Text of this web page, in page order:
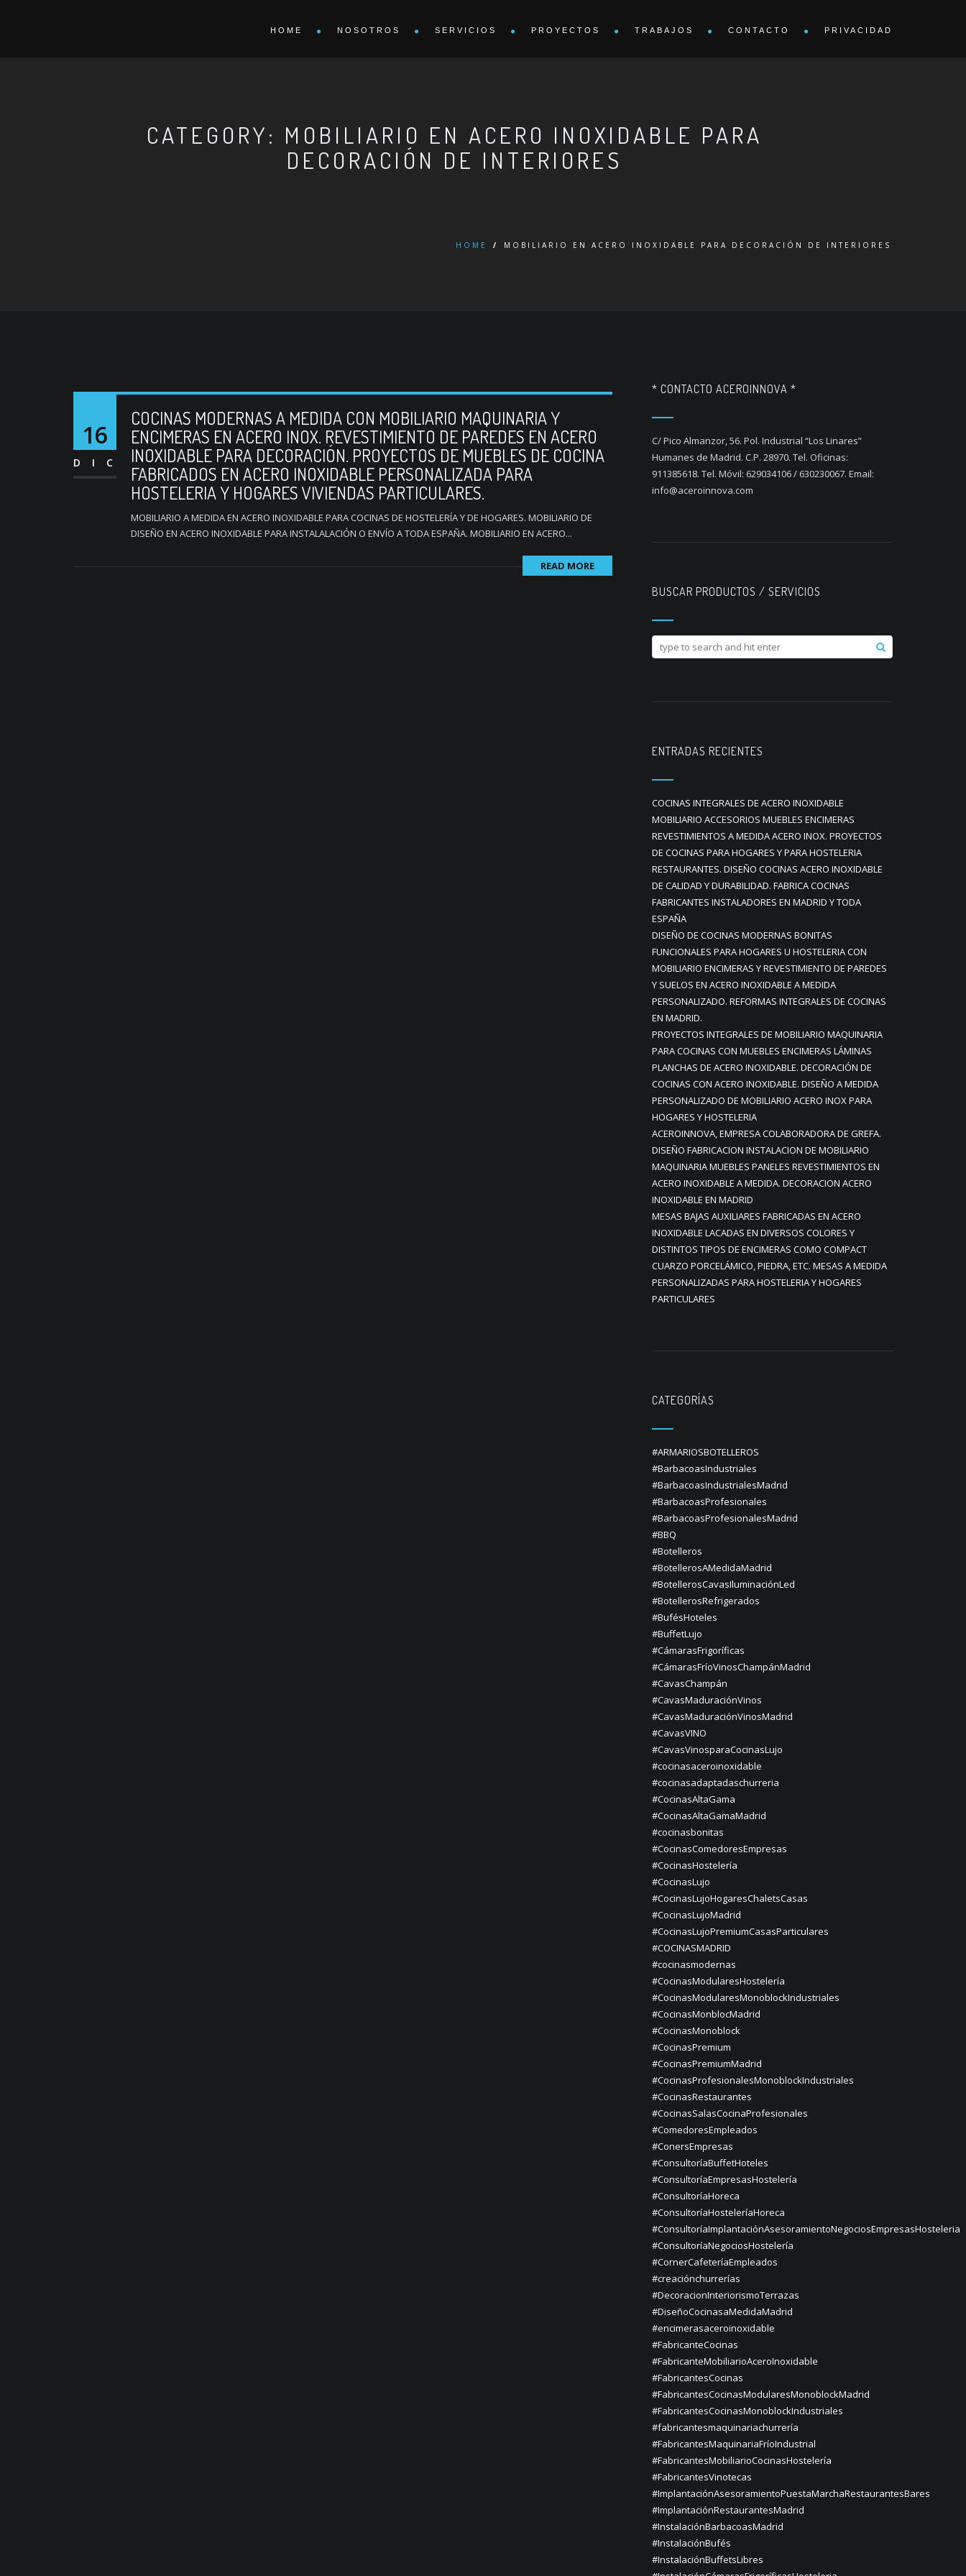
HOME NOSOTROS SERVICIOS PROYECTOS TRABAJOS CONTACTO PRIVACIDAD
CATEGORY: MOBILIARIO EN ACERO INOXIDABLE PARA
DECORACIÓN DE INTERIORES
HOME / MOBILIARIO EN ACERO INOXIDABLE PARA DECORACIÓN DE INTERIORES
16
DIC
COCINAS MODERNAS A MEDIDA CON MOBILIARIO MAQUINARIA Y
ENCIMERAS EN ACERO INOX. REVESTIMIENTO DE PAREDES EN ACERO
INOXIDABLE PARA DECORACIÓN. PROYECTOS DE MUEBLES DE COCINA
FABRICADOS EN ACERO INOXIDABLE PERSONALIZADA PARA
HOSTELERIA Y HOGARES VIVIENDAS PARTICULARES.
MOBILIARIO A MEDIDA EN ACERO INOXIDABLE PARA COCINAS DE HOSTELERÍA Y DE HOGARES. MOBILIARIO DE
DISEÑO EN ACERO INOXIDABLE PARA INSTALALACIÓN O ENVÍO A TODA ESPAÑA. MOBILIARIO EN ACERO...
READ MORE
* CONTACTO ACEROINNOVA *
C/ Pico Almanzor, 56. Pol. Industrial “Los Linares”
Humanes de Madrid. C.P. 28970. Tel. Oficinas:
911385618. Tel. Móvil: 629034106 / 630230067. Email:
info@aceroinnova.com
BUSCAR PRODUCTOS / SERVICIOS
ENTRADAS RECIENTES
COCINAS INTEGRALES DE ACERO INOXIDABLE
MOBILIARIO ACCESORIOS MUEBLES ENCIMERAS
REVESTIMIENTOS A MEDIDA ACERO INOX. PROYECTOS
DE COCINAS PARA HOGARES Y PARA HOSTELERIA
RESTAURANTES. DISEÑO COCINAS ACERO INOXIDABLE
DE CALIDAD Y DURABILIDAD. FABRICA COCINAS
FABRICANTES INSTALADORES EN MADRID Y TODA
ESPAÑA
DISEÑO DE COCINAS MODERNAS BONITAS
FUNCIONALES PARA HOGARES U HOSTELERIA CON
MOBILIARIO ENCIMERAS Y REVESTIMIENTO DE PAREDES
Y SUELOS EN ACERO INOXIDABLE A MEDIDA
PERSONALIZADO. REFORMAS INTEGRALES DE COCINAS
EN MADRID.
PROYECTOS INTEGRALES DE MOBILIARIO MAQUINARIA
PARA COCINAS CON MUEBLES ENCIMERAS LÁMINAS
PLANCHAS DE ACERO INOXIDABLE. DECORACIÓN DE
COCINAS CON ACERO INOXIDABLE. DISEÑO A MEDIDA
PERSONALIZADO DE MOBILIARIO ACERO INOX PARA
HOGARES Y HOSTELERIA
ACEROINNOVA, EMPRESA COLABORADORA DE GREFA.
DISEÑO FABRICACION INSTALACION DE MOBILIARIO
MAQUINARIA MUEBLES PANELES REVESTIMIENTOS EN
ACERO INOXIDABLE A MEDIDA. DECORACION ACERO
INOXIDABLE EN MADRID
MESAS BAJAS AUXILIARES FABRICADAS EN ACERO
INOXIDABLE LACADAS EN DIVERSOS COLORES Y
DISTINTOS TIPOS DE ENCIMERAS COMO COMPACT
CUARZO PORCELÁMICO, PIEDRA, ETC. MESAS A MEDIDA
PERSONALIZADAS PARA HOSTELERIA Y HOGARES
PARTICULARES
CATEGORÍAS
#ARMARIOSBOTELLEROS
#BarbacoasIndustriales
#BarbacoasIndustrialesMadrid
#BarbacoasProfesionales
#BarbacoasProfesionalesMadrid
#BBQ
#Botelleros
#BotellerosAMedidaMadrid
#BotellerosCavasIluminaciónLed
#BotellerosRefrigerados
#BufésHoteles
#BuffetLujo
#CámarasFrigoríficas
#CámarasFríoVinosChampánMadrid
#CavasChampán
#CavasMaduraciónVinos
#CavasMaduraciónVinosMadrid
#CavasVINO
#CavasVinosparaCocinasLujo
#cocinasaceroinoxidable
#cocinasadaptadaschurreria
#CocinasAltaGama
#CocinasAltaGamaMadrid
#cocinasbonitas
#CocinasComedoresEmpresas
#CocinasHostelería
#CocinasLujo
#CocinasLujoHogaresChaletsCasas
#CocinasLujoMadrid
#CocinasLujoPremiumCasasParticulares
#COCINASMADRID
#cocinasmodernas
#CocinasModularesHostelería
#CocinasModularesMonoblockIndustriales
#CocinasMonblocMadrid
#CocinasMonoblock
#CocinasPremium
#CocinasPremiumMadrid
#CocinasProfesionalesMonoblockIndustriales
#CocinasRestaurantes
#CocinasSalasCocinaProfesionales
#ComedoresEmpleados
#ConersEmpresas
#ConsultoríaBuffetHoteles
#ConsultoríaEmpresasHostelería
#ConsultoríaHoreca
#ConsultoríaHosteleríaHoreca
#ConsultoríaImplantaciónAsesoramientoNegociosEmpresasHosteleria
#ConsultoríaNegociosHostelería
#CornerCafeteríaEmpleados
#creaciónchurrerías
#DecoracionInteriorismoTerrazas
#DiseñoCocinasaMedidaMadrid
#encimerasaceroinoxidable
#FabricanteCocinas
#FabricanteMobiliarioAceroInoxidable
#FabricantesCocinas
#FabricantesCocinasModularesMonoblockMadrid
#FabricantesCocinasMonoblockIndustriales
#fabricantesmaquinariachurrería
#FabricantesMaquinariaFríoIndustrial
#FabricantesMobiliarioCocinasHostelería
#FabricantesVinotecas
#ImplantaciónAsesoramientoPuestaMarchaRestaurantesBares
#ImplantaciónRestaurantesMadrid
#InstalaciónBarbacoasMadrid
#InstalaciónBufés
#InstalaciónBuffetsLibres